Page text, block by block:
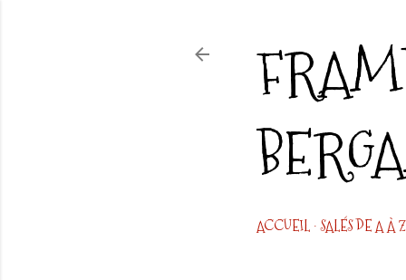
ACCUEIL SALÉS DE A À Z